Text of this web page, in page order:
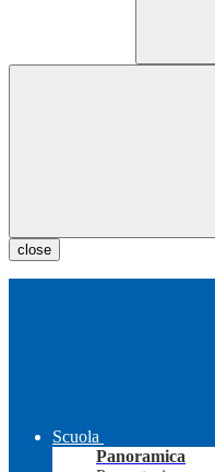
close
Scuola
Panoramica